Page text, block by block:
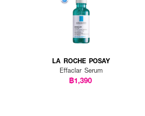
LA ROCHE POSAY
Effaclar Serum
฿1,390